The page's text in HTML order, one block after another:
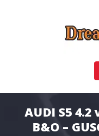
AUDI S5
B&O –